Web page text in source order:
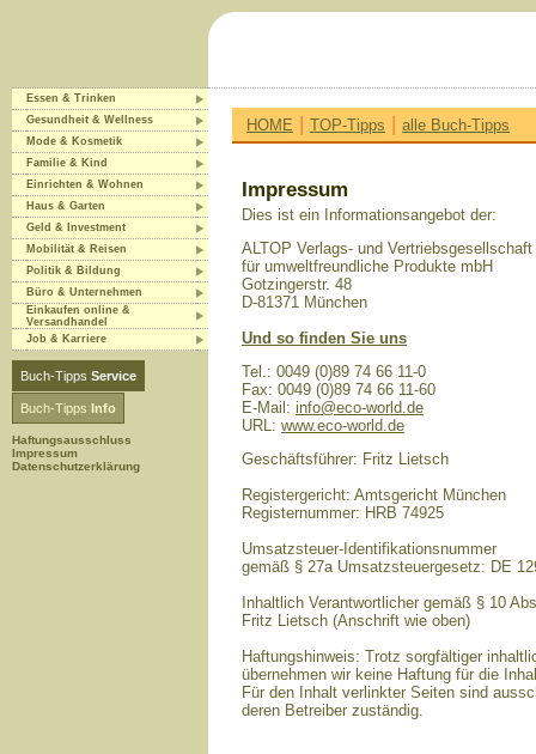
Essen & Trinken
Gesundheit & Wellness
Mode & Kosmetik
Familie & Kind
Einrichten & Wohnen
Haus & Garten
Geld & Investment
Mobilität & Reisen
Politik & Bildung
Büro & Unternehmen
Einkaufen online &
Versandhandel
Job & Karriere
Buch-Tipps Service
Buch-Tipps Info
Haftungsausschluss
Impressum
Datenschutzerklärung
HOME | TOP-Tipps | alle Buch-Tipps
Impressum
Dies ist ein Informationsangebot der:
ALTOP Verlags- und Vertriebsgesellschaft
für umweltfreundliche Produkte mbH
Gotzingerstr. 48
D-81371 München
Und so finden Sie uns
Tel.: 0049 (0)89 74 66 11-0
Fax: 0049 (0)89 74 66 11-60
E-Mail: info@eco-world.de
URL: www.eco-world.de
Geschäftsführer: Fritz Lietsch
Registergericht: Amtsgericht München
Registernummer: HRB 74925
Umsatzsteuer-Identifikationsnummer
gemäß § 27a Umsatzsteuergesetz: DE
Inhaltlich Verantwortlicher gemäß § 10
Fritz Lietsch (Anschrift wie oben)
Haftungshinweis: Trotz sorgfältiger
übernehmen wir keine Haftung für die
Für den Inhalt verlinkter Seiten sind
deren Betreiber zuständig.